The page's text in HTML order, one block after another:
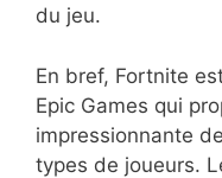
du jeu.
En bref, Fortnite
Epic Games qui
impressionnante
types de joueurs.